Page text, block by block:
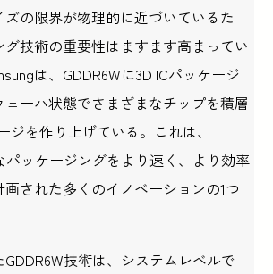
の限界が物理的に近づいているた
技術の重要性はますます高まってい
は、GDDR6Wに3D ICパッケージ
ーハ状態でさまざまなチップを積層
ジを作り上げている。これは、
パッケージングをより速く、より効率
された多くのイノベーションの1つ
技術は、システムレベルで